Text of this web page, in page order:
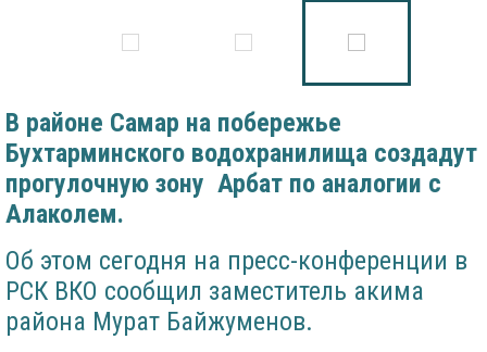
В районе Самар на побережье
Бухтарминского водохранилища создадут
прогулочную зону Арбат по аналогии с
Алаколем.
Об этом сегодня на пресс-конференции в
РСК ВКО сообщил заместитель акима
района Мурат Байжуменов.